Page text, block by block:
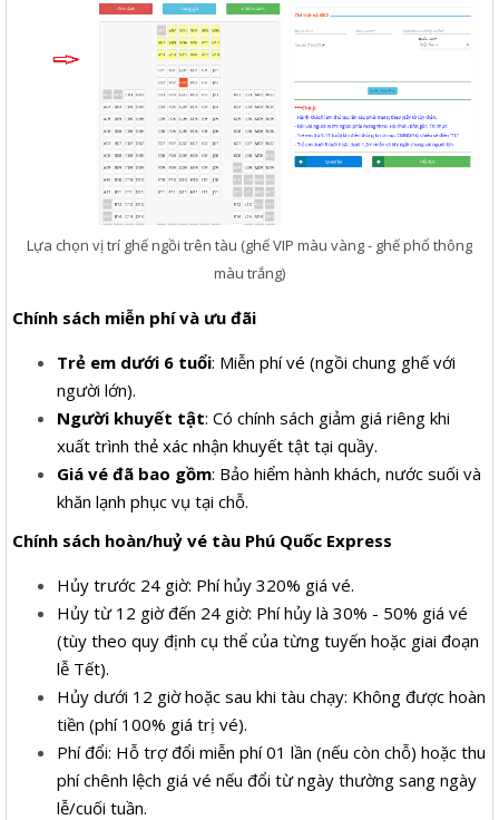
Lựa chọn vị trí ghế ngồi trên tàu (ghế VIP màu vàng - ghế phổ thông
màu trắng)
Chính sách miễn phí và ưu đãi
Trẻ em dưới 6 tuổi: Miễn phí vé (ngồi chung ghế với
người lớn).
Người khuyết tật: Có chính sách giảm giá riêng khi
xuất trình thẻ xác nhận khuyết tật tại quầy.
Giá vé đã bao gồm: Bảo hiểm hành khách, nước suối và
khăn lạnh phục vụ tại chỗ.
Chính sách hoàn/huỷ vé tàu Phú Quốc Express
Hủy trước 24 giờ: Phí hủy 320% giá vé.
Hủy từ 12 giờ đến 24 giờ: Phí hủy là 30% - 50% giá vé
(tùy theo quy định cụ thể của từng tuyến hoặc giai đoạn
lễ Tết).
Hủy dưới 12 giờ hoặc sau khi tàu chạy: Không được hoàn
tiền (phí 100% giá trị vé).
Phí đổi: Hỗ trợ đổi miễn phí 01 lần (nếu còn chỗ) hoặc thu
phí chênh lệch giá vé nếu đổi từ ngày thường sang ngày
lễ/cuối tuần.